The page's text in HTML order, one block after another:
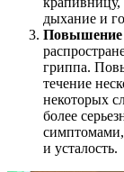
дыхание и
Повышение
гриппа.
течение
некоторых
более
и усталость.